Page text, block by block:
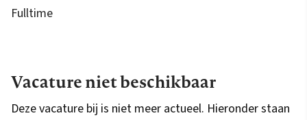
Fulltime
Vacature niet beschikbaar
Deze vacature bij is niet meer actueel. Hieronder staan